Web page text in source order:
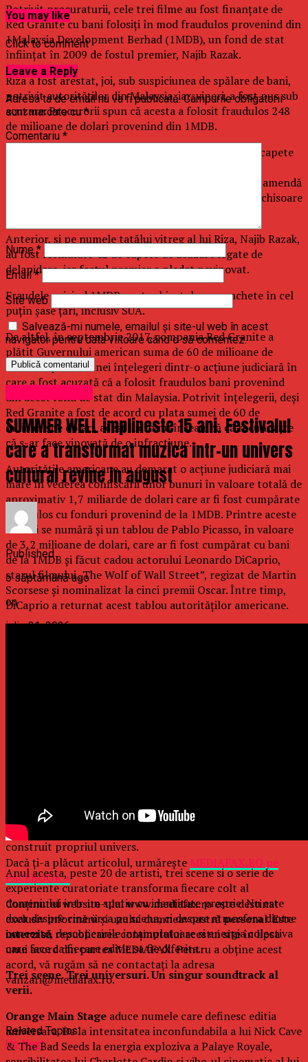
Potrivit procuraturii, cele trei filme au fost finanţate de
Red Granite cu bani folosiţi în mod fraudulos provenind din
1Malaysia Development Berhad (1MDB), un fond de stat
înfiinţat în 2009 de fostul premier, Najib Razak.
Riza a fost arestat, joi, sub suspiciunea de spălare de bani,
potrivit autorităţilor din Malaysia, iar, vineri, a fost pus sub
acuzare. Procurorii spun că acesta a folosit fraudulos 248
de milioane de dolari provenind din 1MDB.
Riza Aziz, pe numele căruia au fost formulate cinci capete
nevinovat. Pentru fiecare cap de acuzare, Riza riscă amendă
de 1,21 de milioane de dolari, până la cinci ani de închisoare
Anterior, şi pe numele tatălui vitreg al lui Riza, Najib Razak,
au fost formulate 42 de capete de acuzare legate de
delapidare, iar fostul premier a pledat nevinovat.
Fraudele privind 1MDB sunt subiectul unor anchete în cel
puţin şase ţări, inclusiv SUA.
De altfel, în septembrie 2017, compania Red Granite a
plătit Guvernului american suma de 60 de milioane de
dolari ca parte a unei înţelegeri dintr-o acţiune judiciară în
care a fost acuzată că a folosit fraudulos bani provenind
din acest fond de stat din Malaysia. Potrivit înţelegerii, deşi
Red Granite a fost de acord cu plata sumei de 60 de
milioane de dolari, acest lucru nu înseamnă că recunoaşte
că s-ar face vinovată de o infracţiune.
Autorităţile americane au demarat o acţiune judiciară mai
mare în vederea confiscării unor bunuri în valoare totală de
aproximativ 1,7 miliarde de dolari care ar fi fost cumpărate
fraudulos cu fonduri provenind de la 1MDB. Printre aceste
bunuri se numără şi un tablou de Pablo Picasso, în valoare
de 3,2 milioane de dolari, care ar fi fost cumpărat cu bani
de la 1MDB şi făcut cadou actorului Leonardo DiCaprio,
starul filmului „The Wolf of Wall Street”, regizat de Martin
Scorsese şi nominalizat la cinci premii Oscar. Între timp,
DiCaprio a returnat acest tablou autorităţilor americane.
Dacă ţi-a plăcut articolul, urmăreşte MEDIAFAX.RO pe
FACEBOOK »
Conținutul website-ului www.mediafax.ro este destinat
exclusiv informării și uzului dumneavoastră personal. Este
interzisă republicarea conținutului acestui site în lipsa
unui acord din partea MEDIAFAX. Pentru a obține acest
acord, vă rugăm să ne contactați la adresa
vanzari@mediafax.ro.
Related Topics:
Up Next
You may like
Click to comment
Leave a Reply
Adresa ta de email nu va fi publicată. Câmpurile obligatorii
sunt marcate cu*
Comentariu *
Nume*
Email*
Site web
Salvează-mi numele, emailul și site-ul web în acest
navigator pentru data viitoare când o să comentez.
SUMMER WELL implineste 15 ani. Festivalul
care a transformat muzica intr-un univers
cultural revine in august
Published
o săptămână ago
on
iulie 31, 2026
reunind muzica, arta, design, arhitectura temporara,
gastronomie si comunitati creative intr-un festival care si-a
construit propriul univers.
Anul acesta, peste 20 de artisti, trei scene si o serie de
experiente curatoriate transforma fiecare colt al
domeniului intr-un spatiu cu identitate proprie. Nu este
doar despre cine urca pe scena, ci despre atmosfera dintre
concerte, descoperirile intamplatoare si energia colectiva
care face ca fiecare editie sa fie diferita.
Trei scene. Trei universuri. Un singur soundtrack al
verii.
Orange Main Stage aduce numele care definesc editia
aniversara. De la intensitatea inconfundabila a lui Nick Cave
& The Bad Seeds la energia exploziva a Palaye Royale,